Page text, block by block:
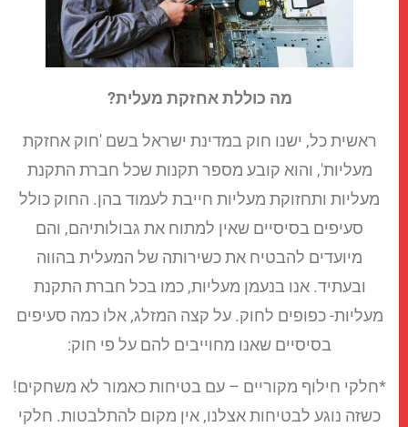
מה כוללת אחזקת מעלית?
ראשית כל, ישנו חוק במדינת ישראל בשם 'חוק אחזקת
מעליות', והוא קובע מספר תקנות שכל חברת התקנת
מעליות ותחזוקת מעליות חייבת לעמוד בהן. החוק כולל
סעיפים בסיסיים שאין למתוח את גבולותיהם, והם
מיועדים להבטיח את כשירותה של המעלית בהווה
ובעתיד. אנו בנעמן מעליות, כמו בכל חברת התקנת
מעליות- כפופים לחוק. על קצה המזלג, אלו כמה סעיפים
בסיסיים שאנו מחוייבים להם על פי חוק:
*חלקי חילוף מקוריים – עם בטיחות כאמור לא משחקים!
כשזה נוגע לבטיחות אצלנו, אין מקום להתלבטות. חלקי